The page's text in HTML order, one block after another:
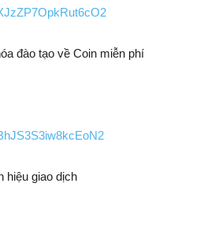
đào tạo về Coin miễn phí
hiệu giao dịch